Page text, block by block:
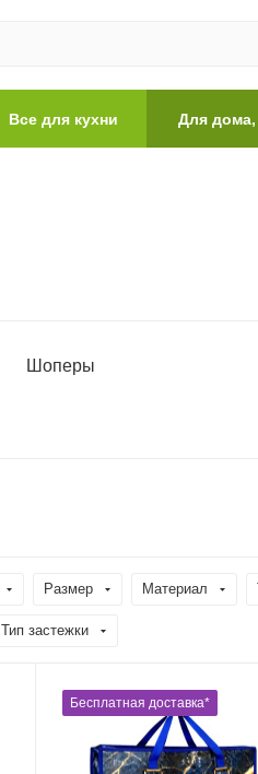
Все для кухни Для
Шоперы
Размер Материал
Тип застежки
Бесплатная доставка*